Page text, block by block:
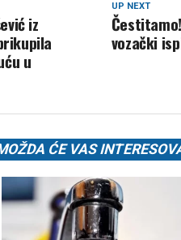
UP NEXT
vozački
iz
u
ĆE VAS